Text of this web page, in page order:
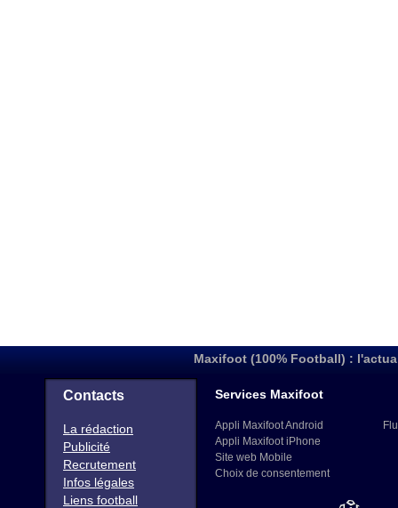
Maxifoot (100% Football) :
Contacts
La rédaction
Publicité
Recrutement
Infos légales
Liens football
Services Maxifoot
Appli Maxifoot Android
Appli Maxifoot iPhone
Site web Mobile
Choix de consentement